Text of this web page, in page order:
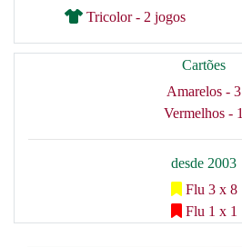
Tricolor - 2 jogos
Cartões
Amarelos - 3
Vermelhos - 1
desde 2003
Flu 3 x 8
Flu 1 x 1